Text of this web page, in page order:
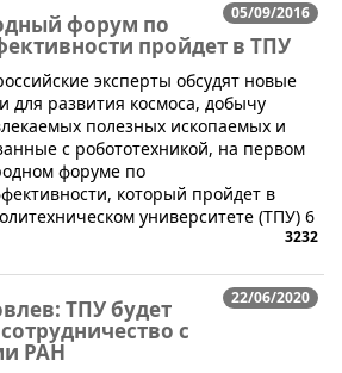
05/09/2016
форум по
пройдет в ТПУ
эксперты обсудят новые
для развития космоса, добычу
полезных ископаемых и
с робототехникой, на первом
форуме по
который пройдет в
университете (ТПУ) 6
3232
22/06/2020
ТПУ будет
с
РАН